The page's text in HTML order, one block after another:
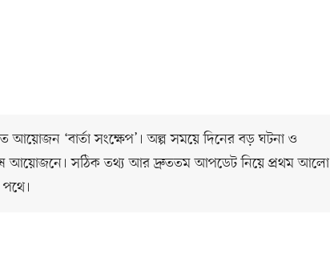
‘বার্তা সংক্ষেপ’। অল্প সময়ে দিনের বড় ঘটনা ও
আয়োজনে। সঠিক তথ্য আর দ্রুততম আপডেট নিয়ে প্রথম আলো